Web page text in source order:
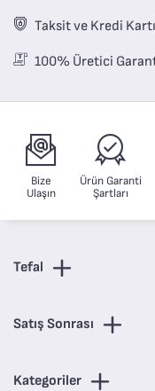
Taksit ve Kredi
100% Üretici
Bize
Ulaşın
Ürün Garanti
Şartları
Tefal
Satış Sonrası
Kategoriler